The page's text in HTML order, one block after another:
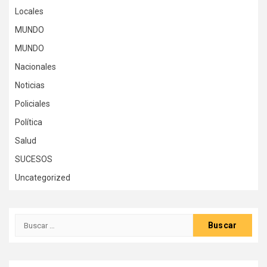
Locales
MUNDO
MUNDO
Nacionales
Noticias
Policiales
Política
Salud
SUCESOS
Uncategorized
Buscar: